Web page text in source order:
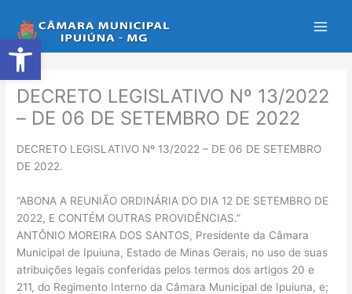
Abrir a barra de ferramentas
para
o
conteúdo
DECRETO LEGISLATIVO Nº 13/2022
– DE 06 DE SETEMBRO DE 2022
DECRETO LEGISLATIVO Nº 13/2022 – DE 06 DE SETEMBRO
DE 2022.
“ABONA A REUNIÃO ORDINÁRIA DO DIA 12 DE SETEMBRO DE
2022, E CONTÉM OUTRAS PROVIDÊNCIAS.”
ANTÔNIO MOREIRA DOS SANTOS, Presidente da Câmara
Municipal de Ipuiuna, Estado de Minas Gerais, no uso de suas
atribuições legais conferidas pelos termos dos artigos 20 e
211, do Regimento Interno da Câmara Municipal de Ipuiuna, e;